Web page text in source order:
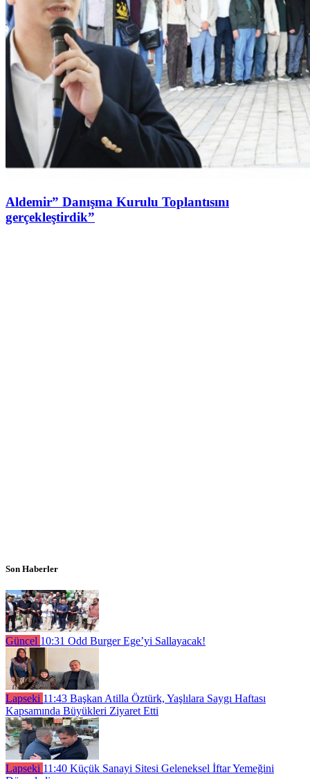
Aldemir” Danışma Kurulu Toplantısını
gerçekleştirdik”
Son Haberler
Güncel 10:31 Odd Burger Ege’yi Sallayacak!
Lapseki 11:43 Başkan Atilla Öztürk, Yaşlılara Saygı Haftası
Kapsamında Büyükleri Ziyaret Etti
Lapseki 11:40 Küçük Sanayi Sitesi Geleneksel İftar Yemeğini